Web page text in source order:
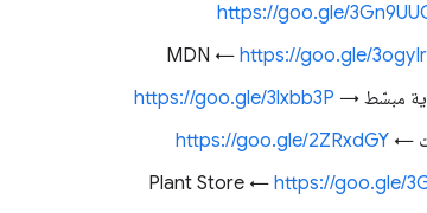
https://goo.gle/
https://goo.gle/
مبسّط → https://goo.gle/3lxbb3P
←
https://goo.gle/2ZRxdGY
https://goo.gle/